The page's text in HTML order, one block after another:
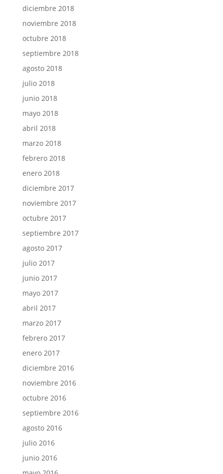
diciembre 2018
noviembre 2018
octubre 2018
septiembre 2018
agosto 2018
julio 2018
junio 2018
mayo 2018
abril 2018
marzo 2018
febrero 2018
enero 2018
diciembre 2017
noviembre 2017
octubre 2017
septiembre 2017
agosto 2017
julio 2017
junio 2017
mayo 2017
abril 2017
marzo 2017
febrero 2017
enero 2017
diciembre 2016
noviembre 2016
octubre 2016
septiembre 2016
agosto 2016
julio 2016
junio 2016